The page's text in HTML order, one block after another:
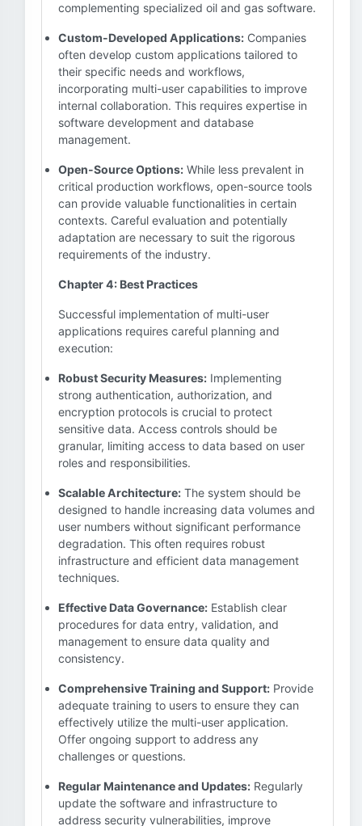
complementing specialized oil and gas software.
Custom-Developed Applications: Companies
often develop custom applications tailored to
their specific needs and workflows,
incorporating multi-user capabilities to improve
internal collaboration. This requires expertise in
software development and database
management.
Open-Source Options: While less prevalent in
critical production workflows, open-source tools
can provide valuable functionalities in certain
contexts. Careful evaluation and potentially
adaptation are necessary to suit the rigorous
requirements of the industry.
Chapter 4: Best Practices
Successful implementation of multi-user
applications requires careful planning and
execution:
Robust Security Measures: Implementing
strong authentication, authorization, and
encryption protocols is crucial to protect
sensitive data. Access controls should be
granular, limiting access to data based on user
roles and responsibilities.
Scalable Architecture: The system should be
designed to handle increasing data volumes and
user numbers without significant performance
degradation. This often requires robust
infrastructure and efficient data management
techniques.
Effective Data Governance: Establish clear
procedures for data entry, validation, and
management to ensure data quality and
consistency.
Comprehensive Training and Support: Provide
adequate training to users to ensure they can
effectively utilize the multi-user application.
Offer ongoing support to address any
challenges or questions.
Regular Maintenance and Updates: Regularly
update the software and infrastructure to
address security vulnerabilities, improve